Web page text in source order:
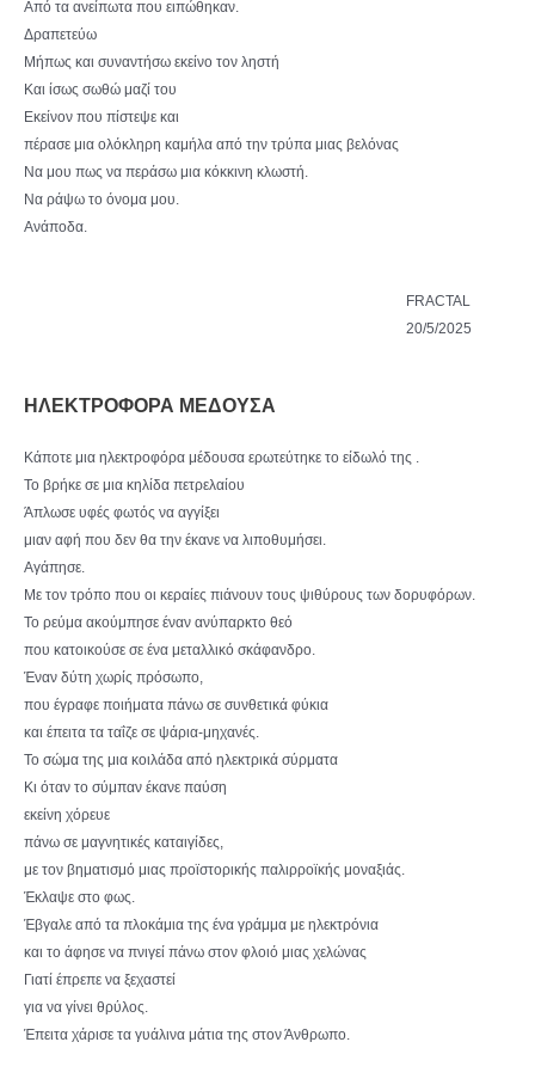
Από τα ανείπωτα που ειπώθηκαν.
Δραπετεύω
Μήπως και συναντήσω εκείνο τον ληστή
Και ίσως σωθώ μαζί του
Εκείνον που πίστεψε και
πέρασε μια ολόκληρη καμήλα από την τρύπα μιας βελόνας
Να μου πως να περάσω μια κόκκινη κλωστή.
Να ράψω το όνομα μου.
Ανάποδα.
FRACTAL
20/5/2025
ΗΛΕΚΤΡΟΦΟΡΑ ΜΕΔΟΥΣΑ
Κάποτε μια ηλεκτροφόρα μέδουσα ερωτεύτηκε το είδωλό της .
Το βρήκε σε μια κηλίδα πετρελαίου
Άπλωσε υφές φωτός να αγγίξει
μιαν αφή που δεν θα την έκανε να λιποθυμήσει.
Αγάπησε.
Με τον τρόπο που οι κεραίες πιάνουν τους ψιθύρους των δορυφόρων.
Το ρεύμα ακούμπησε έναν ανύπαρκτο θεό
που κατοικούσε σε ένα μεταλλικό σκάφανδρο.
Έναν δύτη χωρίς πρόσωπο,
που έγραφε ποιήματα πάνω σε συνθετικά φύκια
και έπειτα τα ταΐζε σε ψάρια-μηχανές.
Το σώμα της μια κοιλάδα από ηλεκτρικά σύρματα
Κι όταν το σύμπαν έκανε παύση
εκείνη χόρευε
πάνω σε μαγνητικές καταιγίδες,
με τον βηματισμό μιας προϊστορικής παλιρροϊκής μοναξιάς.
Έκλαψε στο φως.
Έβγαλε από τα πλοκάμια της ένα γράμμα με ηλεκτρόνια
και το άφησε να πνιγεί πάνω στον φλοιό μιας χελώνας
Γιατί έπρεπε να ξεχαστεί
για να γίνει θρύλος.
Έπειτα χάρισε τα γυάλινα μάτια της στον Άνθρωπο.